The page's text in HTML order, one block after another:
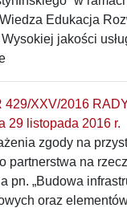
Edukacja
jakości
429/XXV/2016
29 listopada 2016 r.
zgody na
partnerstwa na
pn. „Budowa
oraz